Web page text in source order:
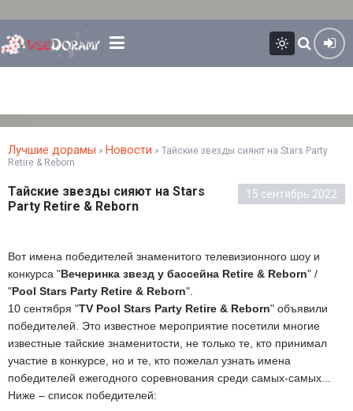
Лучшие дорамы » Новости » Тайские звезды сияют на Stars Party
Retire & Reborn
Тайские звезды сияют на Stars
Party Retire & Reborn
15 сентябрь 2022
Вот имена победителей знаменитого телевизионного шоу и
конкурса "Вечеринка звезд у бассейна Retire & Reborn" /
"Pool Stars Party Retire & Reborn".
10 сентября "TV Pool Stars Party Retire & Reborn" объявили
победителей. Это известное мероприятие посетили многие
известные тайские знаменитости, не только те, кто принимал
участие в конкурсе, но и те, кто пожелал узнать имена
победителей ежегодного соревнования среди самых-самых...
Ниже – список победителей: